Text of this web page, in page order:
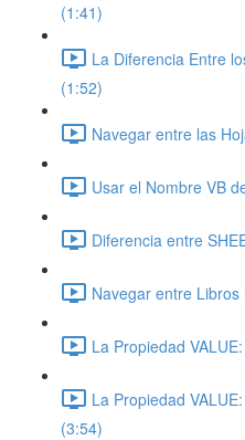
(1:41)
La Diferencia Entre
(1:52)
Navegar entre las
Usar el Nombre VB
Diferencia entre
Navegar entre Libros
La Propiedad
La Propiedad
(3:54)